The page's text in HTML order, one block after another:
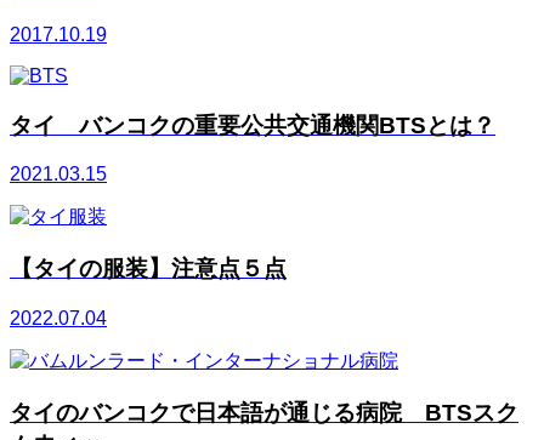
2017.10.19
タイ バンコクの重要公共交通機関BTSとは？
2021.03.15
【タイの服装】注意点５点
2022.07.04
タイのバンコクで日本語が通じる病院 BTSスク